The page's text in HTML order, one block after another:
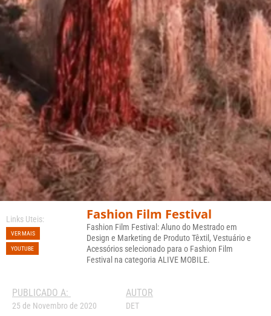
Links Uteis:
VER MAIS
YOUTUBE
Fashion Film Festival
Fashion Film Festival: Aluno do Mestrado em
Design e Marketing de Produto Têxtil, Vestuário e
Acessórios selecionado para o Fashion Film
Festival na categoria ALIVE MOBILE.
PUBLICADO A:
25 de Novembro de 2020
AUTOR
DET